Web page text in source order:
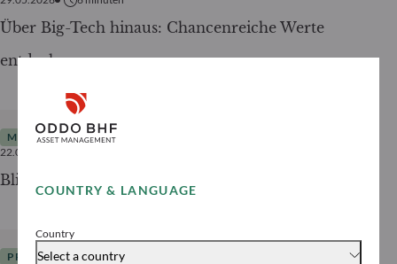
COUNTRY & LANGUAGE
Country
Select a country
Über Big-Tech hinaus: Chancenreiche Werte
entdecken
MARKTANALYSE
22.05.2026
Blick über den Konflikt hinaus
PRESSEMITTEILUNGEN